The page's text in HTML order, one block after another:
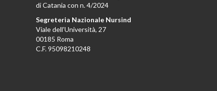
di Catania con n. 4/2024
Segreteria Nazionale Nursind
Viale dell’Università, 27
00185 Roma
C.F. 95098210248